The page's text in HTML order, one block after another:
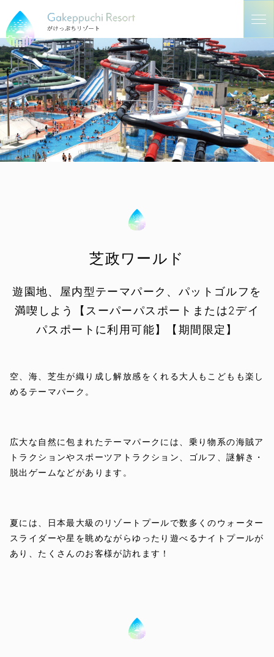
芝政ワールド
遊園地、屋内型テーマパーク、パットゴルフを
満喫しよう【スーパーパスポートまたは2デイ
パスポートに利用可能】【期間限定】
空、海、芝生が織り成し解放感をくれる大人もこどもも楽し
めるテーマパーク。
広大な自然に包まれたテーマパークには、乗り物系の海賊ア
トラクションやスポーツアトラクション、ゴルフ、謎解き・
脱出ゲームなどがあります。
夏には、日本最大級のリゾートプールで数多くのウォーター
スライダーや星を眺めながらゆったり遊べるナイトプールが
あり、たくさんのお客様が訪れます！